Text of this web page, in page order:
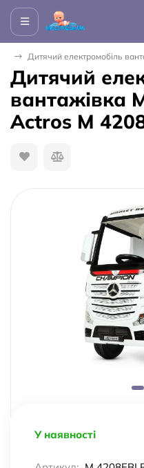
Дитячий електромобіль
Дитячий
вантажівка
Actros M
У наявності